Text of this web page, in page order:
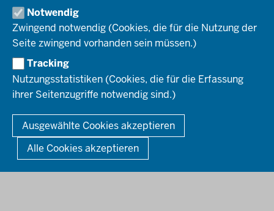
Notwendig
Zwingend notwendig (Cookies, die für die Nutzung der
Seite zwingend vorhanden sein müssen.)
Tracking
Nutzungsstatistiken (Cookies, die für die Erfassung
ihrer Seitenzugriffe notwendig sind.)
Ausgewählte Cookies akzeptieren
Alle Cookies akzeptieren
Institutionen
Social-Media-Kanäle
SERVICES
Bekanntmachungen
Förderprogramme
Kontakt
Mediathek
So finden Sie uns
Anerkennung von Bildungsnachweisen
Offenlagen
HOTLINE
© 2026 Bezirksregierung Düsseldorf
Fußzeile
DATENSCHUTZ BARRIEREFREIHEIT
IMPRESSUM
KONTAKT